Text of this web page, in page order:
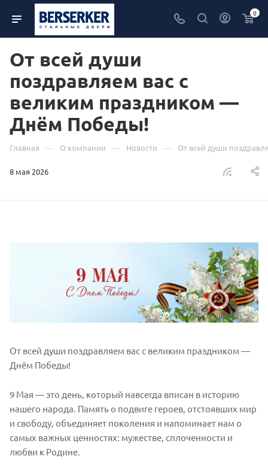
0
От всей души
поздравляем вас с
великим праздником —
Днём Победы!
Главная — О компании — Новости — От всей души
8 мая 2026
От всей души поздравляем вас с великим праздником —
Днём Победы!
9 Мая — это день, который навсегда вписан в историю
нашего народа. Память о подвиге героев, отстоявших мир
и свободу, объединяет поколения и напоминает нам о
самых важных ценностях: мужестве, сплоченности и
любви к Родине.